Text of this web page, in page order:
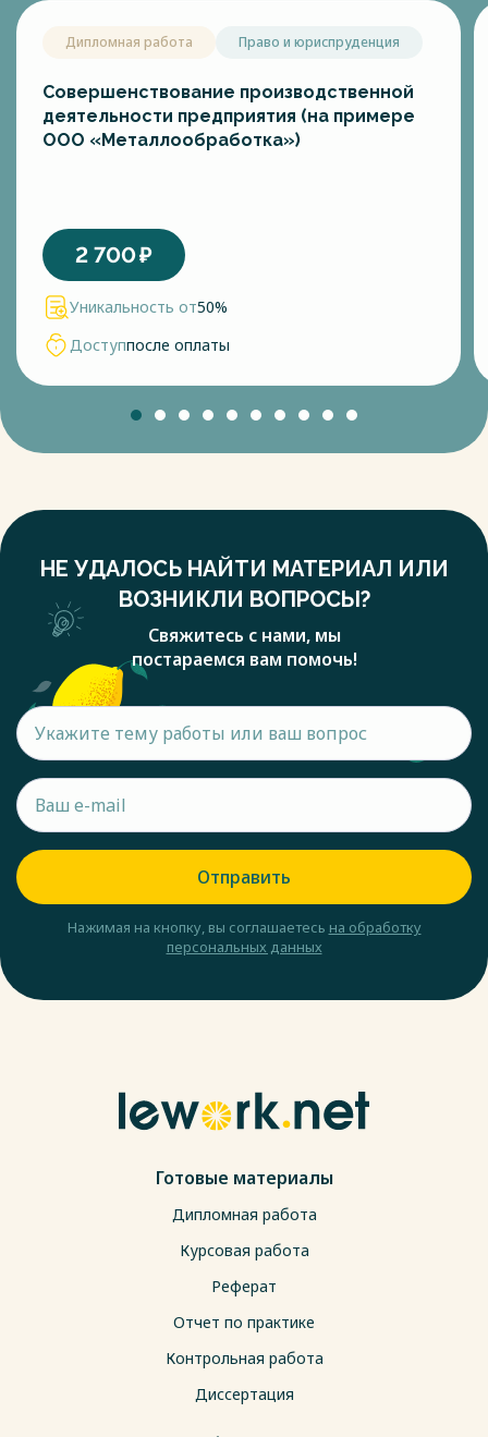
Дипломная работа Право и юриспруденция
Совершенствование производственной
деятельности предприятия (на примере
ООО «Металлообработка»)
2 700₽
Уникальность от50%
Доступпосле оплаты
НЕ УДАЛОСЬ НАЙТИ МАТЕРИАЛ ИЛИ
ВОЗНИКЛИ ВОПРОСЫ?
Свяжитесь с нами, мы
постараемся вам помочь!
Отправить
Нажимая на кнопку, вы соглашаетесь на обработку
персональных данных
Готовые материалы
Дипломная работа
Курсовая работа
Реферат
Отчет по практике
Контрольная работа
Диссертация